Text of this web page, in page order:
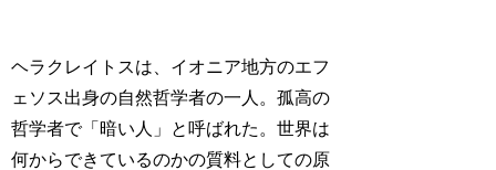
ヘラクレイトスは、イオニア地方のエフ
ェソス出身の自然哲学者の一人。孤高の
哲学者で「暗い人」と呼ばれた。世界は
何からできているのかの質料としての原